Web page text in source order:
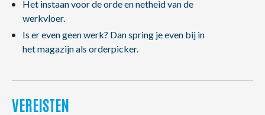
Het instaan voor de orde en netheid van de
werkvloer.
Is er even geen werk? Dan spring je even bij in
het magazijn als orderpicker.
VEREISTEN